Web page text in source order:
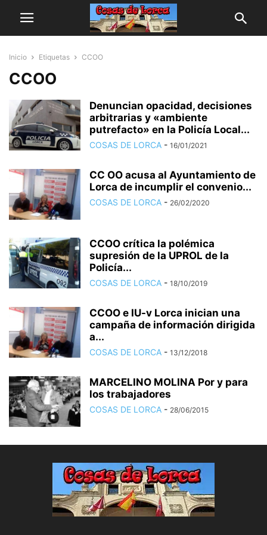
Inicio Etiquetas CCOO
CCOO
Denuncian opacidad, decisiones
arbitrarias y «ambiente
putrefacto» en la Policía Local...
COSAS DE LORCA - 16/01/2021
CC OO acusa al Ayuntamiento de
Lorca de incumplir el convenio...
COSAS DE LORCA - 26/02/2020
CCOO crítica la polémica
supresión de la UPROL de la
Policía...
COSAS DE LORCA - 18/10/2019
CCOO e IU-v Lorca inician una
campaña de información dirigida
a...
COSAS DE LORCA - 13/12/2018
MARCELINO MOLINA Por y para
los trabajadores
COSAS DE LORCA - 28/06/2015